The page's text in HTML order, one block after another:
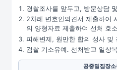
경찰조사를 앞두고, 방문상담
2차례 변호인의견서 제출하여
의 양형자료 제출하여 선처 호소
피해변제, 원만한 합의 성사 및
검찰 기소유예. 선처받고 일상
공중밀집장